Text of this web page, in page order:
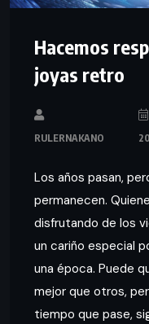
Hacemos
joyas retro
RULERNAKANO
Los años pasan,
permanecen.
disfrutando de los
un cariño especial
una época. Puede
mejor que otros,
tiempo que pase,